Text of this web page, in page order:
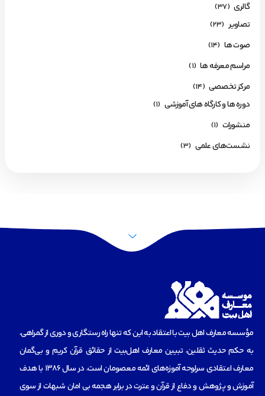
گالری (37)
تصاویر (23)
صوت ها (14)
مراسم معرفه ها (1)
مرکز تخصصی (14)
دوره ها و کارگاه های آموزشی (1)
منشورات (1)
نشست‌های علمی (3)
مؤسسه‌ معارف اهل بیت با اعتقاد به این که تنها راه رستگاری و دوری از گمراهی،
به حکم حدیث ثقلین، تبیین معارف اهل‌بیت از حقائق قرآن کریم و بی‌گمان
معارف اعتقادی سرلوحه آموزه‌های ائمه معصومان است، در سال 1386 با هدف
آموزش و پژوهش و دفاع از قرآن و عترت در برابر هجمه بی امان شبهات از سوی